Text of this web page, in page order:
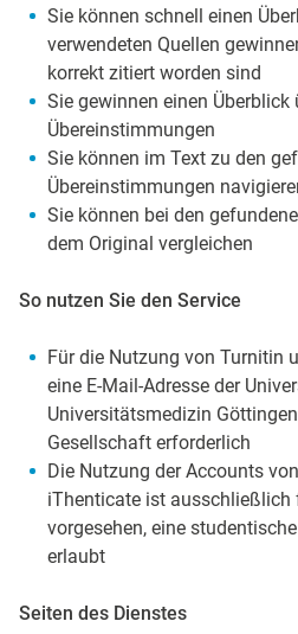
Sie können schnell einen
verwendeten Quellen
korrekt zitiert worden sind
Sie gewinnen einen
Übereinstimmungen
Sie können im Text zu den
Übereinstimmungen
Sie können bei den
dem Original vergleichen
So nutzen Sie den Service
Für die Nutzung von Turnitin
eine E-Mail-Adresse der
Universitätsmedizin
Gesellschaft erforderlich
Die Nutzung der Accounts
iThenticate ist ausschließlich
vorgesehen, eine
erlaubt
Seiten des Dienstes